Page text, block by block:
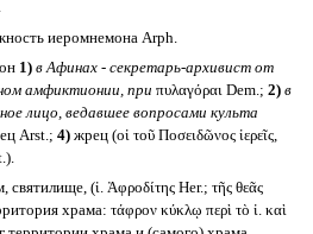
иеромнемона Arph.
1) в Афинах - секретарь-архивист от
амфиктионии, при πυλαγόραι Dem.; 2) в
лицо, ведавшее вопросами культа
Arst.; 4)жрец (οἱ τοῦ Ποσειδῶνος ἱερεῖς,
святилище, (ἱ. Ἀφροδίτης Her.; τῆς θεᾶς
храма: τάφρον κύκλῳ περὶ τὸ ἱ. καὶ